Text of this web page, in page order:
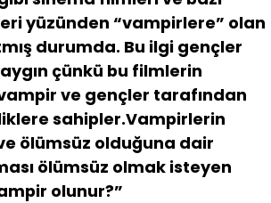
yüzünden “vampirlere” olan
durumda. Bu ilgi gençler
çünkü bu filmlerin
ve gençler tarafından
sahipler.Vampirlerin
ölümsüz olduğuna dair
ölümsüz olmak isteyen
olunur?”